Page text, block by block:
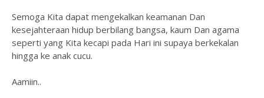
Semoga Kita dapat mengekalkan keamanan Dan
kesejahteraan hidup berbilang bangsa, kaum Dan agama
seperti yang Kita kecapi pada Hari ini supaya berkekalan
hingga ke anak cucu.
Aamiin..